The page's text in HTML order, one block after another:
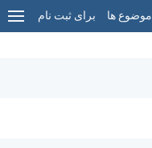
موضوع ها برای ثبت نام